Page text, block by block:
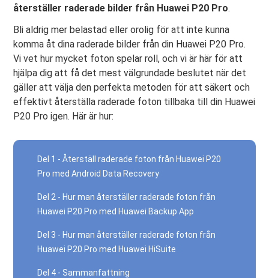
återställer raderade bilder från Huawei P20 Pro.
Bli aldrig mer belastad eller orolig för att inte kunna
komma åt dina raderade bilder från din Huawei P20 Pro.
Vi vet hur mycket foton spelar roll, och vi är här för att
hjälpa dig att få det mest välgrundade beslutet när det
gäller att välja den perfekta metoden för att säkert och
effektivt återställa raderade foton tillbaka till din Huawei
P20 Pro igen. Här är hur:
Del 1 - Återställ raderade foton från Huawei P20
Pro med Android Data Recovery
Del 2 - Hur man återställer raderade foton från
Huawei P20 Pro med Huawei Backup App
Del 3 - Hur man återställer raderade foton från
Huawei P20 Pro med Huawei HiSuite
Del 4 - Sammanfattning